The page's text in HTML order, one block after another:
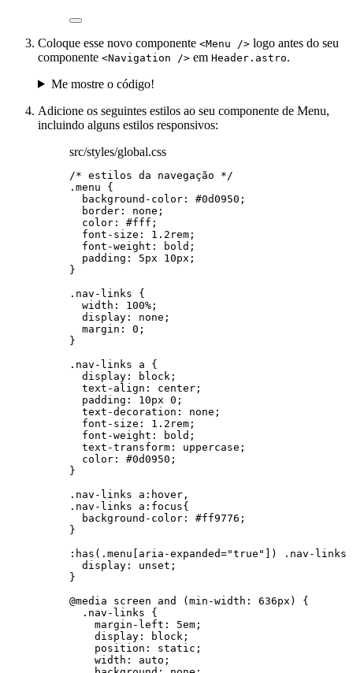
Coloque esse novo componente <Menu /> logo antes do seu
componente <Navigation /> em Header.astro.
Me mostre o código!
Adicione os seguintes estilos ao seu componente de Menu,
incluindo alguns estilos responsivos:
src/styles/global.css
/* estilos da navegação */
.menu {
background-color : #0d0950 ;
border : none ;
color : #fff ;
font-size : 1.2 rem ;
font-weight : bold ;
padding : 5px 10px ;
}
.nav-links {
width : 100% ;
display : none ;
margin : 0 ;
}
.nav-links
a {
display : block ;
text-align : center ;
padding : 10px 0 ;
text-decoration : none ;
font-size : 1.2 rem ;
font-weight : bold ;
text-transform : uppercase ;
color : #0d0950 ;
}
.nav-links
a :hover ,
.nav-links
a :focus{
background-color : #ff9776 ;
}
:has ( .menu aria-expanded="true " ]) .nav-links
display : unset ;
}
@media
screen and ( min-width : 636px )
{
.nav-links {
margin-left : 5em ;
display : block ;
position : static ;
width : auto ;